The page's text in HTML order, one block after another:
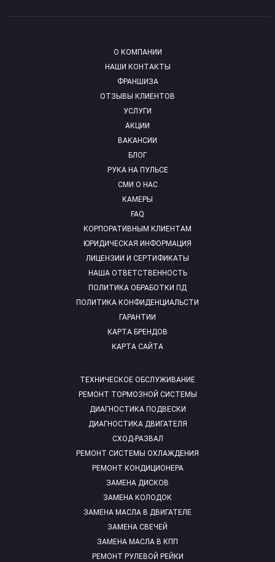
О КОМПАНИИ
НАШИ КОНТАКТЫ
ФРАНШИЗА
ОТЗЫВЫ КЛИЕНТОВ
УСЛУГИ
АКЦИИ
ВАКАНСИИ
БЛОГ
РУКА НА ПУЛЬСЕ
СМИ О НАС
КАМЕРЫ
FAQ
ТЕХНИЧЕСКОЕ ОБСЛУЖИВАНИЕ
РЕМОНТ ТОРМОЗНОЙ СИСТЕМЫ
ДИАГНОСТИКА ПОДВЕСКИ
ДИАГНОСТИКА ДВИГАТЕЛЯ
СХОД-РАЗВАЛ
РЕМОНТ СИСТЕМЫ ОХЛАЖДЕНИЯ
РЕМОНТ КОНДИЦИОНЕРА
ЗАМЕНА ДИСКОВ
ЗАМЕНА КОЛОДОК
ЗАМЕНА МАСЛА В ДВИГАТЕЛЕ
ЗАМЕНА СВЕЧЕЙ
ЗАМЕНА МАСЛА В КПП
РЕМОНТ РУЛЕВОЙ РЕЙКИ
КОРПОРАТИВНЫМ КЛИЕНТАМ
ЮРИДИЧЕСКАЯ ИНФОРМАЦИЯ
ЛИЦЕНЗИИ И СЕРТИФИКАТЫ
НАША ОТВЕТСТВЕННОСТЬ
ПОЛИТИКА ОБРАБОТКИ ПД
ПОЛИТИКА КОНФИДЕНЦИАЛЬСТИ
ГАРАНТИИ
КАРТА БРЕНДОВ
КАРТА САЙТА